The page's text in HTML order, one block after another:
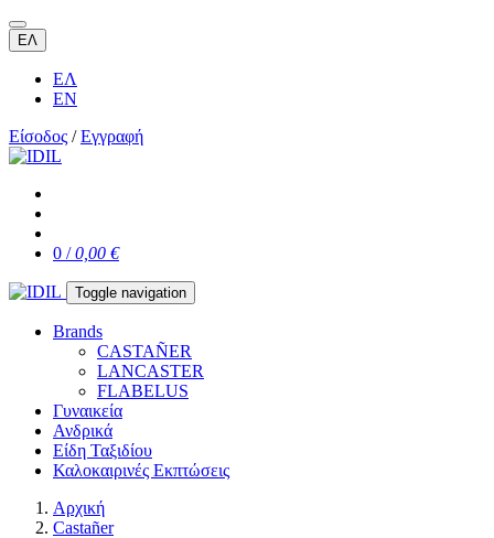
ΕΛ
ΕΛ
EN
Είσοδος /Εγγραφή
0 /0,00 €
Toggle navigation
Brands
CASTAÑER
LANCASTER
FLABELUS
Γυναικεία
Ανδρικά
Είδη Ταξιδίου
Καλοκαιρινές Εκπτώσεις
Αρχική
Castañer